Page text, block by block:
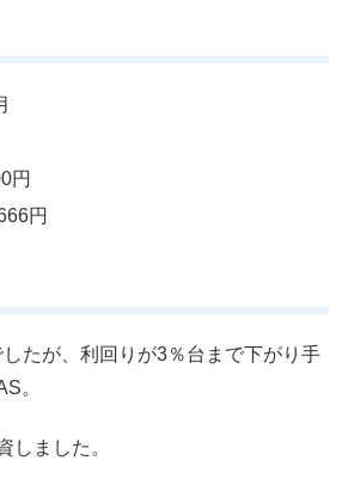
円
円
たが、利回りが3％台まで下がり手
。
しました。